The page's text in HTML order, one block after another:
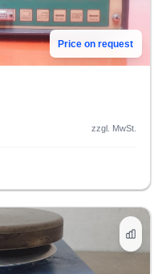
Price on request
zzgl. MwSt.